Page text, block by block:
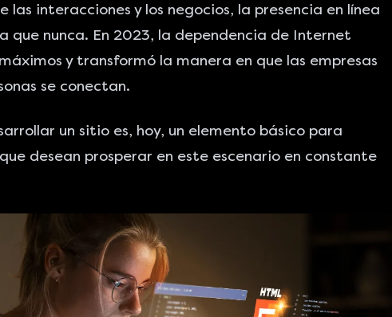
interacciones y los negocios, la presencia en línea
que nunca. En 2023, la dependencia de Internet
y transformó la manera en que las empresas
se conectan.
un sitioes, hoy, un elemento básico para
desean prosperar en este escenario en constante